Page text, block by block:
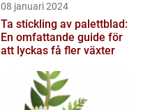
08 januari 2024
Ta stickling av palettblad:
En omfattande guide för
att lyckas få fler växter